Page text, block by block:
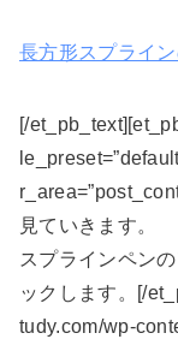
長方形スプライン
[/
見ていきます。
スプラインペン
ックします。[/
tudy.com/wp-